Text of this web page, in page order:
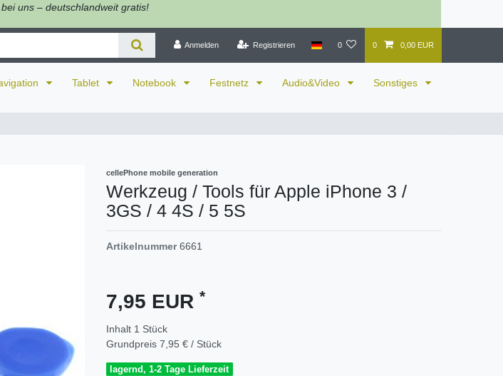
uns – deutschlandweit gratis!
Anmelden Registrieren 0 0 0,00 EUR
Tablet Notebook Festnetz Audio&Video Sonstiges
cellePhone mobile generation
Werkzeug / Tools für Apple iPhone 3 /
3GS / 4 4S / 5 5S
Artikelnummer 6661
7,95 EUR *
Inhalt 1 Stück
Grundpreis 7,95 € / Stück
lagernd, 1-2 Tage Lieferzeit